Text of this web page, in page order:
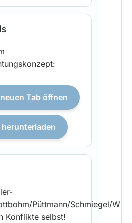
neuen Tab öffnen
herunterladen
Püttmann/Schmiegel/
Konflikte selbst!